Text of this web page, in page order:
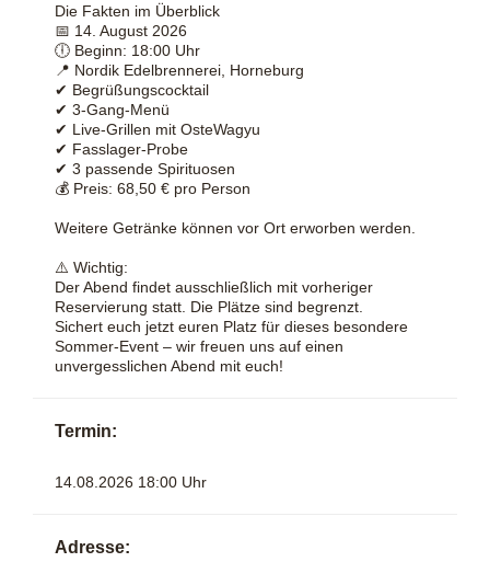
Die Fakten im Überblick
📅 14. August 2026
🕕 Beginn: 18:00 Uhr
📍 Nordik Edelbrennerei, Horneburg
✔ Begrüßungscocktail
✔ 3-Gang-Menü
✔ Live-Grillen mit OsteWagyu
✔ Fasslager-Probe
✔ 3 passende Spirituosen
💰 Preis: 68,50 € pro Person
Weitere Getränke können vor Ort erworben werden.
⚠️ Wichtig:
Der Abend findet ausschließlich mit vorheriger
Reservierung statt. Die Plätze sind begrenzt.
Sichert euch jetzt euren Platz für dieses besondere
Sommer-Event – wir freuen uns auf einen
unvergesslichen Abend mit euch!
Termin:
14.08.2026 18:00 Uhr
Adresse: